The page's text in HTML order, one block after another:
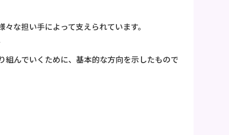
な担い手によって支えられています。
んでいくために、基本的な方向を示したもので